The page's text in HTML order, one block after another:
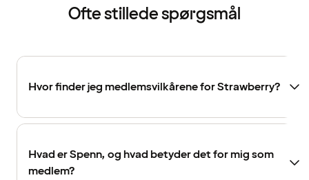
Ofte stillede spørgsmål
Hvor finder jeg medlemsvilkårene for Strawberry?
Hvad er Spenn, og hvad betyder det for mig som
medlem?